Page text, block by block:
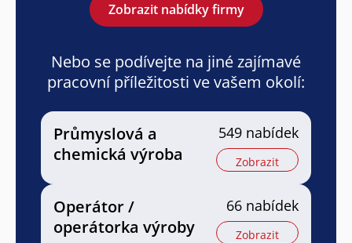
Zobrazit nabídky firmy
Nebo se podívejte na jiné zajímavé
pracovní příležitosti ve vašem okolí:
Průmyslová a
chemická výroba
549 nabídek
Zobrazit
Operátor /
operátorka výroby
66 nabídek
Zobrazit